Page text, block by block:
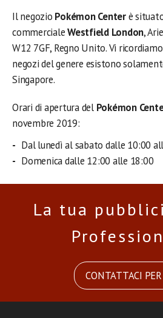
Il negozio Pokémon Centerè
commercialeWestfield London,
W12 7GF, Regno Unito. Vi
negozi del genere esistono
Singapore.
Orari di apertura del Pokémon
novembre 2019:
Dal lunedì al sabato dalle 10:00
Domenica dalle 12:00 alle 18:00
La tua
CONTATTACI